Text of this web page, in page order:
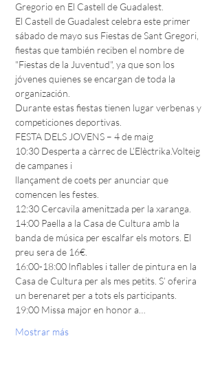
Gregorio en El Castell de Guadalest.
El Castell de Guadalest celebra este primer
sábado de mayo sus Fiestas de Sant Gregori,
fiestas que también reciben el nombre de
"Fiestas de la Juventud", ya que son los
jóvenes quienes se encargan de toda la
organización.
Durante estas fiestas tienen lugar verbenas y
competiciones deportivas.
FESTA DELS JOVENS – 4 de maig
10:30 Desperta a càrrec de L’Elèctrika.Volteig
de campanes i
llançament de coets per anunciar que
comencen les festes.
12:30 Cercavila amenitzada per la xaranga.
14:00 Paella a la Casa de Cultura amb la
banda de música per escalfar els motors. El
preu sera de 16€.
16:00-18:00 lnflables i taller de pintura en la
Casa de Cultura per als mes petits. S’ oferira
un berenaret per a tots els participants.
19:00 Missa major en honor a…
Mostrar más